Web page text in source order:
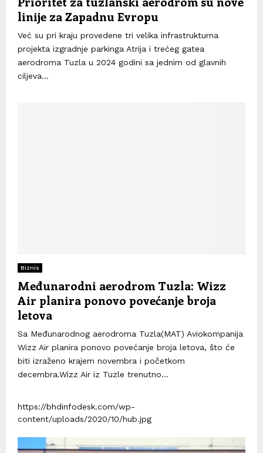
linije za Zapadnu Evropu
Već su pri kraju provedene tri velika infrastrukturna
projekta izgradnje parkinga Atrija i trećeg gatea
aerodroma Tuzla u 2024 godini sa jednim od glavnih
ciljeva...
Biznis
Međunarodni aerodrom Tuzla: Wizz
Air planira ponovo povećanje broja
letova
Sa Međunarodnog aerodroma Tuzla(MAT) Aviokompanija
Wizz Air planira ponovo povećanje broja letova, što će
biti izraženo krajem novembra i početkom
decembra.Wizz Air iz Tuzle trenutno...
https://bhdinfodesk.com/wp-
content/uploads/2020/10/hub.jpg